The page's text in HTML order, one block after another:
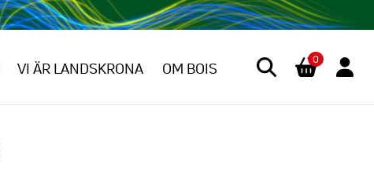
VI ÄR LANDSKRONA OM BOIS
0